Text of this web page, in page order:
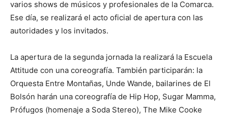
varios shows de músicos y profesionales de la Comarca.
Ese día, se realizará el acto oficial de apertura con las
autoridades y los invitados.
La apertura de la segunda jornada la realizará la Escuela
Attitude con una coreografía. También participarán: la
Orquesta Entre Montañas, Unde Wande, bailarines de El
Bolsón harán una coreografía de Hip Hop, Sugar Mamma,
Prófugos (homenaje a Soda Stereo), The Mike Cooke